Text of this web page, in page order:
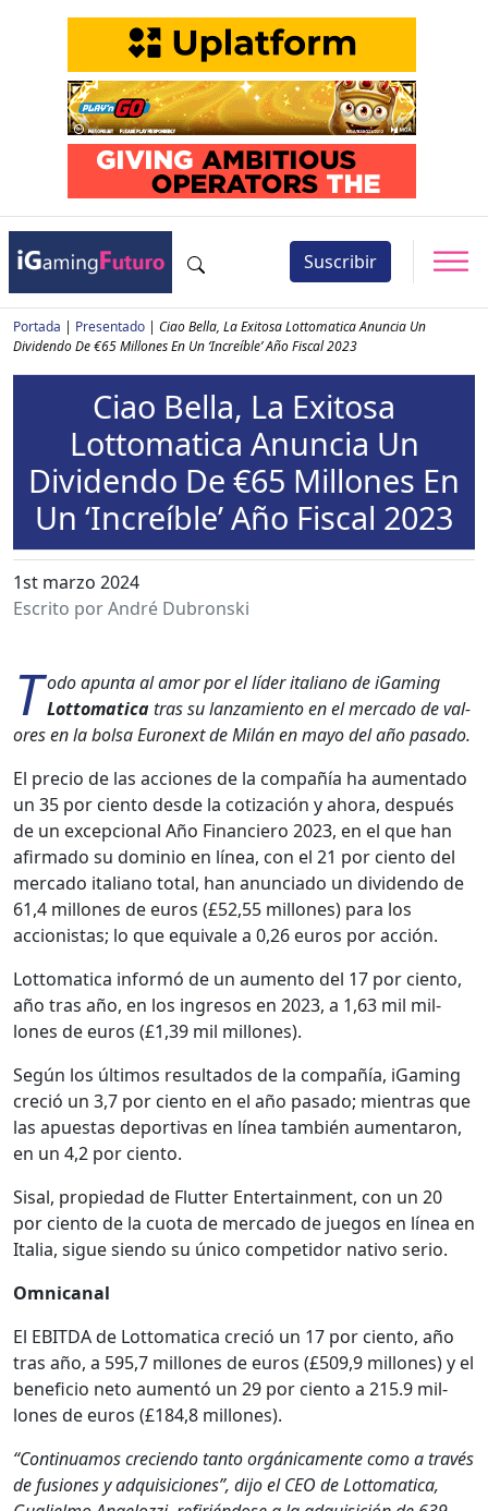
Suscribir
Portada | Presentado | Ciao Bella, La Exitosa Lottomatica Anuncia Un
Dividendo De €65 Millones En Un ‘Increíble’ Año Fiscal 2023
Ciao Bella, La Exitosa
Lottomatica Anuncia Un
Dividendo De €65 Millones En
Un ‘Increíble’ Año Fiscal 2023
1st marzo 2024
Escrito por André Dubronski
Todo apun­ta al amor por el líder ital­iano de iGam­ing
Lot­tomat­i­catras su lan­za­mien­to en el mer­ca­do de val­
ores en la bol­sa Euronext de Milán en mayo del año pasa­do.
El pre­cio de las acciones de la com­pañía ha aumen­ta­do
un 35 por cien­to des­de la coti­zación y aho­ra, después
de un excep­cional Año Financiero 2023, en el que han
afir­ma­do su dominio en línea, con el 21 por cien­to del
mer­ca­do ital­iano total, han anun­ci­a­do un div­i­den­do de
61,4 mil­lones de euros (£52,55 mil­lones) para los
accionistas; lo que equiv­ale a 0,26 euros por acción.
Lot­tomat­i­ca infor­mó de un aumen­to del 17 por cien­to,
año tras año, en los ingre­sos en 2023, a 1,63 mil mil­
lones de euros (£1,39 mil mil­lones).
Según los últi­mos resul­ta­dos de la com­pañía, iGam­ing
cre­ció un 3,7 por cien­to en el año pasa­do; mien­tras que
las apues­tas deporti­vas en línea tam­bién aumen­taron,
en un 4,2 por cien­to.
Sisal, propiedad de Flut­ter Enter­tain­ment, con un 20
por cien­to de la cuo­ta de mer­ca­do de jue­gos en línea en
Italia, sigue sien­do su úni­co com­peti­dor nati­vo serio.
Omni­canal
El EBITDA de Lot­tomat­i­ca cre­ció un 17 por cien­to, año
tras año, a 595,7 mil­lones de euros (£509,9 mil­lones) y el
ben­efi­cio neto aumen­tó un 29 por cien­to a 215.9 mil­
lones de euros (£184,8 mil­lones).
“Con­tin­u­amos cre­cien­do tan­to orgáni­ca­mente como a través
de fusiones y adquisi­ciones”, dijo el CEO de Lot­tomat­i­ca,